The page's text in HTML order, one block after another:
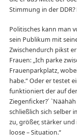
Stimmung in der DDR?
Politisches kann man
sein Publikum mit
Zwischendurch pikst
Frauen: „Ich parke
Frauenparkplatz,
habe.“ Oder er testet
funktioniert der auf
Ziegenficker?´
schließlich sich selber
zu, größer, stärker und
loose – Situation.“